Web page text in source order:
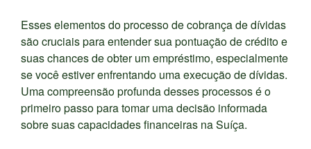
Esses elementos do processo de cobrança de dívidas
são cruciais para entender sua pontuação de crédito e
suas chances de obter um empréstimo, especialmente
se você estiver enfrentando uma execução de dívidas.
Uma compreensão profunda desses processos é o
primeiro passo para tomar uma decisão informada
sobre suas capacidades financeiras na Suíça.